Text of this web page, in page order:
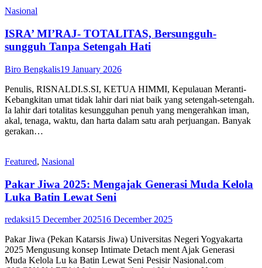
Nasional
ISRA’ MI’RAJ- TOTALITAS, Bersungguh-
sungguh Tanpa Setengah Hati
Biro Bengkalis19 January 2026
Penulis, RISNALDI.S.SI, KETUA HIMMI, Kepulauan Meranti-
Kebangkitan umat tidak lahir dari niat baik yang setengah-setengah.
Ia lahir dari totalitas kesungguhan penuh yang mengerahkan iman,
akal, tenaga, waktu, dan harta dalam satu arah perjuangan. Banyak
gerakan…
Featured, Nasional
Pakar Jiwa 2025: Mengajak Generasi Muda Kelola
Luka Batin Lewat Seni
redaksi15 December 202516 December 2025
Pakar Jiwa (Pekan Katarsis Jiwa) Universitas Negeri Yogyakarta
2025 Mengusung konsep Intimate Detach ment Ajak Generasi
Muda Kelola Lu ka Batin Lewat Seni Pesisir Nasional.com